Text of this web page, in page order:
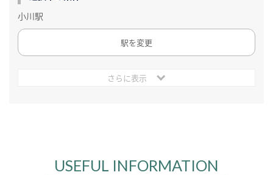
小川駅
駅を変更
さらに表示
USEFUL INFORMATION